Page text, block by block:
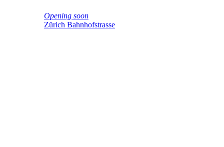
Opening soon
Zürich Bahnhofstrasse